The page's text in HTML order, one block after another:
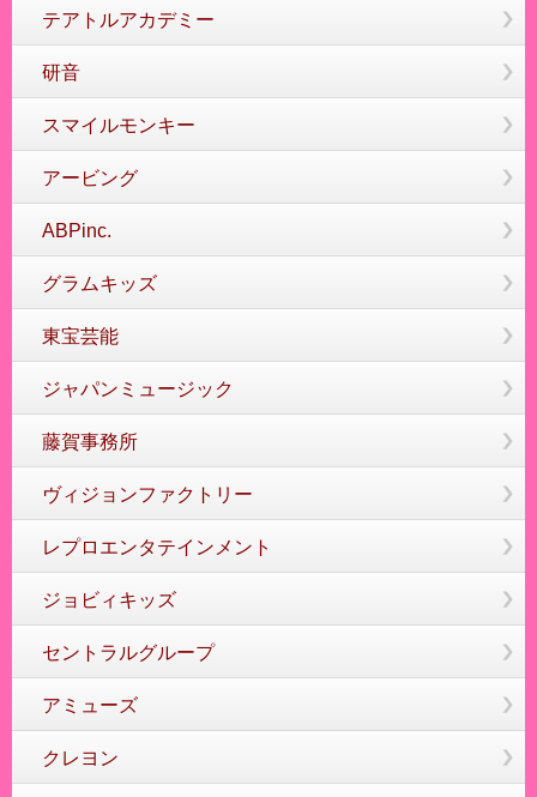
テアトルアカデミー
研音
スマイルモンキー
アービング
ABPinc.
グラムキッズ
東宝芸能
ジャパンミュージック
藤賀事務所
ヴィジョンファクトリー
レプロエンタテインメント
ジョビィキッズ
セントラルグループ
アミューズ
クレヨン